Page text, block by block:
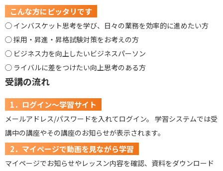
こんな方にピッタリです
◯ インバスケット思考を学び、日々の業務を効率的に進めたい方
◯ 採用・昇進・昇格試験対策をお考えの方
◯ ビジネス力を向上したいビジネスパーソン
◯ ライバルに差をつけたい向上思考のある方
受講の流れ
1．ログイン～学習サイト
メールアドレス/パスワードを入れてログイン。 学習システムでは受
講中の講座やその講座のお知らせが表示されます。
2．マイページで動画を見ながら学習
マイページでお知らせやレッスン内容を確認、資料をダウンロード